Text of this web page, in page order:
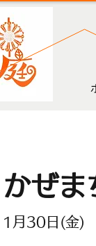
かぜま
1月30日(金)